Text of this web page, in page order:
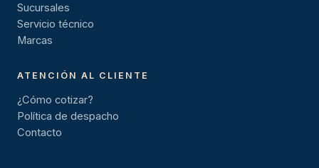
Sucursales
Servicio técnico
Marcas
ATENCIÓN AL CLIENTE
¿Cómo cotizar?
Política de despacho
Contacto